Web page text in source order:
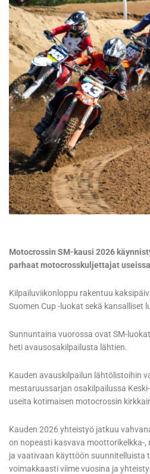
Motocrossin SM-kausi 2026
parhaat motocrosskuljettajat
Kilpailuviikonloppu rakentuu
Suomen Cup -luokat sekä kansalliset
Sunnuntaina vuorossa ovat SM-
heti avausosakilpailusta lähtien.
Kauden avauskilpailun lähtölistoihin
mestaruussarjan osakilpailussa
useita kotimaisen motocrossin
Kauden 2026 yhteistyö jatkuu
on nopeasti kasvava moottorikelkka-
ja vaativaan käyttöön suunnitelluista
voimakkaasti viime vuosina ja